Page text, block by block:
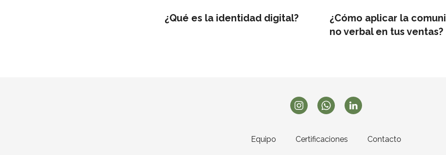
¿Qué es la identidad digital?
¿Cómo aplicar la
no verbal en tus ventas?
Equipo Certificaciones Contacto